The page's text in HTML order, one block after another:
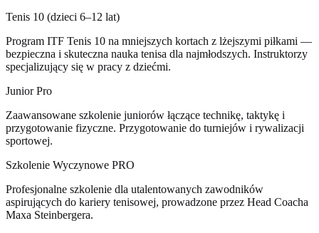
Tenis 10 (dzieci 6–12 lat)
Program ITF Tenis 10 na mniejszych kortach z lżejszymi piłkami —
bezpieczna i skuteczna nauka tenisa dla najmłodszych. Instruktorzy
specjalizujący się w pracy z dziećmi.
Junior Pro
Zaawansowane szkolenie juniorów łączące technikę, taktykę i
przygotowanie fizyczne. Przygotowanie do turniejów i rywalizacji
sportowej.
Szkolenie Wyczynowe PRO
Profesjonalne szkolenie dla utalentowanych zawodników
aspirujących do kariery tenisowej, prowadzone przez Head Coacha
Maxa Steinbergera.